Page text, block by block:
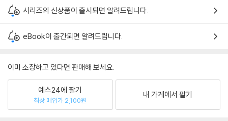
시리즈의 신상품이 출시되면 알려드립니다.
eBook이 출간되면 알려드립니다.
이미 소장하고 있다면 판매해 보세요.
예스24에 팔기
최상 매입가 2,100원
내 가게에서 팔기